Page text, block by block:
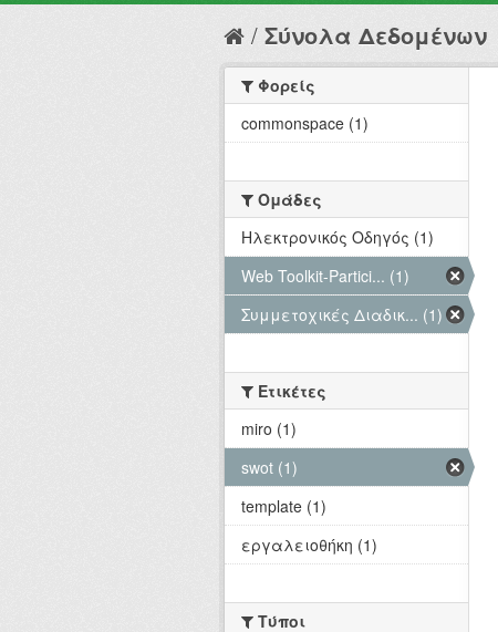
Σύνολα Δεδομένων
Φορείς
commonspace (1)
Ομάδες
Hλεκτρονικός Οδηγός (1)
Web Toolkit-Partici... (1)
Συμμετοχικές Διαδικ... (1)
Ετικέτες
miro (1)
swot (1)
template (1)
εργαλειοθήκη (1)
Τύποι